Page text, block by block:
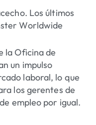
Los últimos
Worldwide
la Oficina de
un impulso
laboral, lo que
los gerentes de
empleo por igual.